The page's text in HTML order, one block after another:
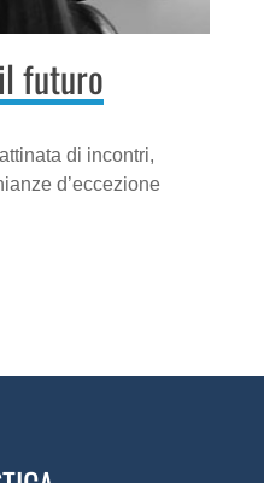
futuro
di incontri,
d’eccezione